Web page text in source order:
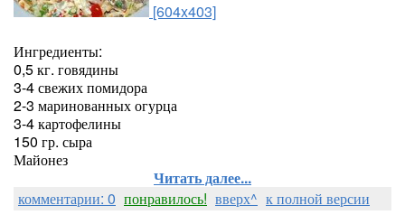
[604x403]
Ингредиенты:
0,5 кг. говядины
3-4 свежих помидора
2-3 маринованных огурца
3-4 картофелины
150 гр. сыра
Майонез
Читать далее...
комментарии: 0 понравилось! вверх^ к полной версии